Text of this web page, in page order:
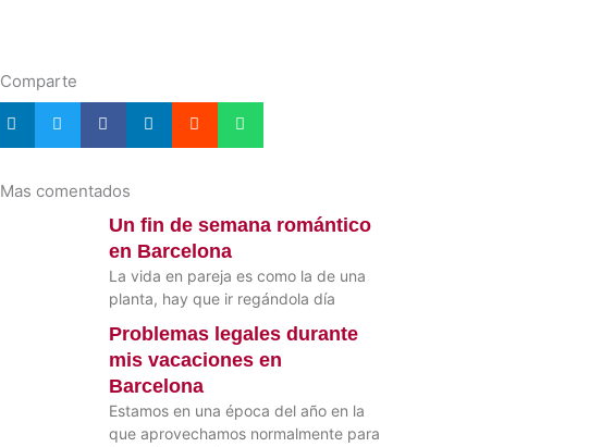
Comparte
Mas comentados
Un fin de semana romántico
en Barcelona
La vida en pareja es como la de una
planta, hay que ir regándola día
Problemas legales durante
mis vacaciones en
Barcelona
Estamos en una época del año en la
que aprovechamos normalmente para